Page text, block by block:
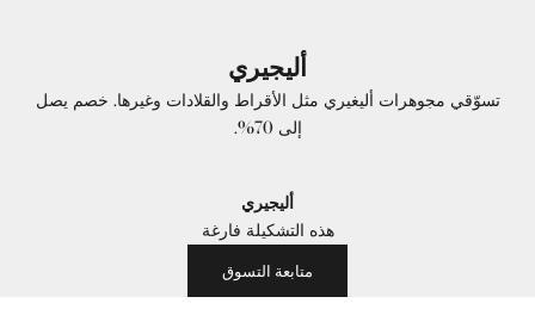
أليجيري
تسوّقي مجوهرات أليغيري مثل الأقراط والقلادات وغيرها. خصم يصل
إلى 70%.
أليجيري
هذه التشكيلة فارغة
متابعة التسوق